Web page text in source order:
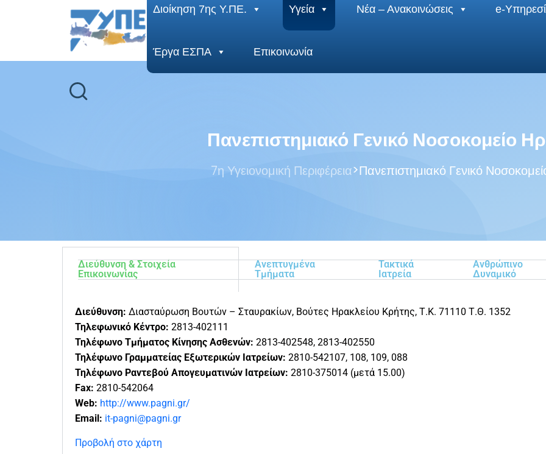
Διοίκηση 7ης Υ.ΠΕ. Υγεία Νέα – Ανακοινώσεις e-
Έργα ΕΣΠΑ Επικοινωνία
End Header Section -->
Πανεπιστημιακό Γενικό Νοσοκομείο
7η Υγειονομική Περιφέρεια>Πανεπιστημιακό Γενικό
Διεύθυνση & Στοιχεία
Επικοινωνίας
Ανεπτυγμένα
Τμήματα
Τακτικά
Ιατρεία
Ανθρώπινο
Δυναμικό
Διεύθυνση: Διασταύρωση Βουτών – Σταυρακίων, Βούτες Ηρακλείου Κρήτης, Τ.Κ. 71110 Τ.Θ. 1352
Τηλεφωνικό Κέντρο: 2813-402111
Τηλέφωνο Τμήματος Κίνησης Ασθενών: 2813-402548, 2813-402550
Τηλέφωνο Γραμματείας Εξωτερικών Ιατρείων: 2810-542107, 108, 109, 088
Τηλέφωνο Ραντεβού Απογευματινών Ιατρείων: 2810-375014 (μετά 15.00)
Fax: 2810-542064
Web: http://www.pagni.gr/
Email: it-pagni@pagni.gr
Προβολή στο χάρτη